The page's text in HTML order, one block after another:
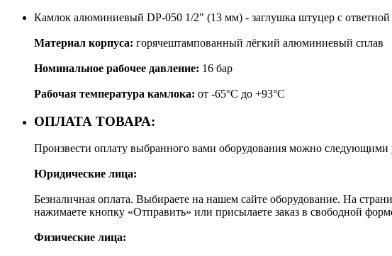
Камлок алюминиевый DP-050 1/2" (13 мм) - заглушка штуцер с
Материал корпуса: горячештампованный лёгкий алюминиевый сплав
Номинальное рабочее давление: 16 бар
Рабочая температура камлока: от -65°C до +93°C
ОПЛАТА ТОВАРА:
Произвести оплату выбранного вами оборудования можно
Юридические лица:
Безналичная оплата. Выбираете на нашем сайте оборудование. На
нажимаете кнопку «Отправить» или присылаете заказ в свободной
Физические лица: